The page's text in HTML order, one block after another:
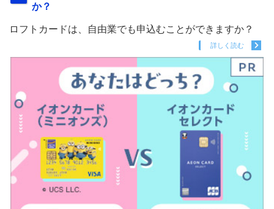
か？
ロフトカードは、自由業でも申込むことができますか？
詳しく読む